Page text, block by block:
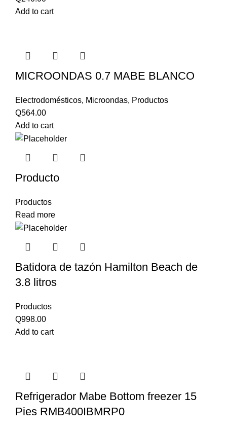
Add to cart
MICROONDAS 0.7 MABE BLANCO
Electrodomésticos, Microondas, Productos
Q564.00
Add to cart
Producto
Productos
Read more
Batidora de tazón Hamilton Beach de
3.8 litros
Productos
Q998.00
Add to cart
Refrigerador Mabe Bottom freezer 15
Pies RMB400IBMRP0